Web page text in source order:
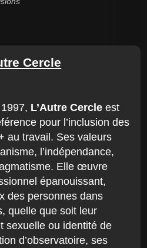
Cercle
L’Autre Cercle est
pour l’inclusion des
au travail. Ses valeurs
l’indépendance,
Elle œuvre
épanouissant,
des personnes dans
quelle que soit leur
sexuelle ou identité de
d’observatoire, ses